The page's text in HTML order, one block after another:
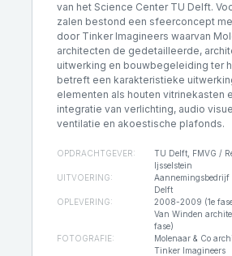
van het Science Center TU Delft.
zalen bestond een sfeerconcept
door Tinker Imagineers waarvan
architecten de gedetailleerde,
uitwerking en bouwbegeleiding ter
betreft een karakteristieke
elementen als houten vitrinekasten
integratie van verlichting, audio
ventilatie en akoestische plafonds.
OPDRACHTGEVER:
TU Delft, FMVG /
Ijsselstein
UITVOERING:
Aannemingsbedrijf
Delft
OPLEVERING:
2008-2009 (1e
Van Winden
fase)
FOTOGRAFIE:
Molenaar & Co
Tinker Imagineers